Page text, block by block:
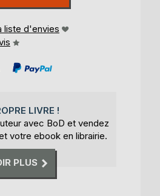
liste d'envies
LIVRE !
avec BoD et vendez
votre ebook en librairie.
PLUS